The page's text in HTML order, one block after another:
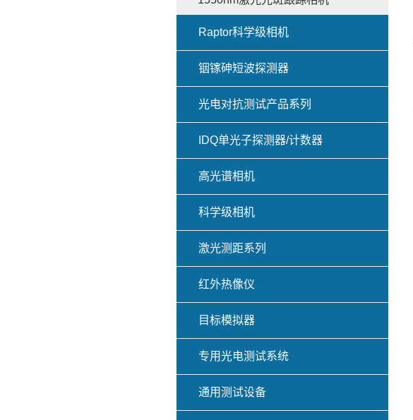
Raptor科学级相机
铟镓砷短波探测器
光电对抗测试产品系列
IDQ单光子探测器/计数器
高光谱相机
科学级相机
激光测距系列
红外热像仪
目标模拟器
专用光电测试系统
通用测试设备